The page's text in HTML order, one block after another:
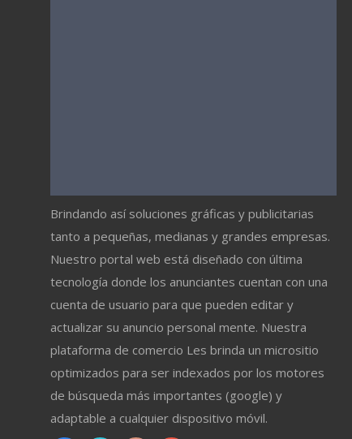
Brindando así soluciones gráficas y publicitarias
tanto a pequeñas, medianas y grandes empresas.
Nuestro portal web está diseñado con última
tecnología donde los anunciantes cuentan con una
cuenta de usuario para que pueden editar y
actualizar su anuncio personal mente. Nuestra
plataforma de comercio Les brinda un micrositio
optimizados para ser indexados por los motores
de búsqueda más importantes (google) y
adaptable a cualquier dispositivo móvil.